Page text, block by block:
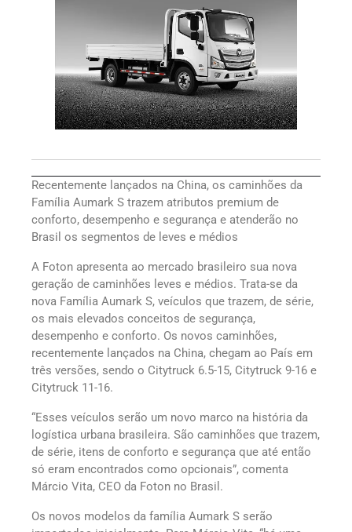
Recentemente lançados na China, os caminhões da
Família Aumark S trazem atributos premium de
conforto, desempenho e segurança e atenderão no
Brasil os segmentos de leves e médios
A Foton apresenta ao mercado brasileiro sua nova
geração de caminhões leves e médios. Trata-se da
nova Família Aumark S, veículos que trazem, de série,
os mais elevados conceitos de segurança,
desempenho e conforto. Os novos caminhões,
recentemente lançados na China, chegam ao País em
três versões, sendo o Citytruck 6.5-15, Citytruck 9-16 e
Citytruck 11-16.
“Esses veículos serão um novo marco na história da
logística urbana brasileira. São caminhões que trazem,
de série, itens de conforto e segurança que até então
só eram encontrados como opcionais”, comenta
Márcio Vita, CEO da Foton no Brasil.
Os novos modelos da família Aumark S serão